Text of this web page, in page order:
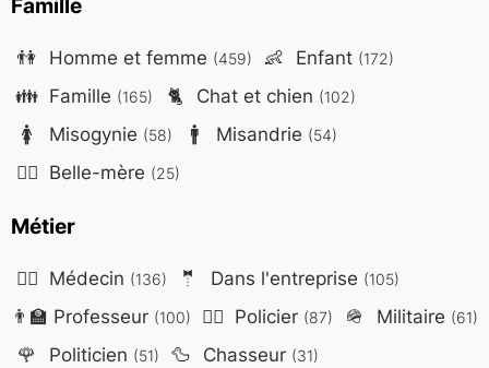
👫 Homme et femme (459) 👶 Enfant (172)
👪 Famille (165) 🐈 Chat et chien (102)
🚺 Misogynie (58) 🚹 Misandrie (54)
🤷‍♀️ Belle-mère (25)
Métier
👨‍⚕️ Médecin (136) 🤵 Dans l'entreprise (105)
👨‍🏫 Professeur (100) 👮‍♂️ Policier (87) 🪖 Militaire (61)
🌹 Politicien (51) 🦆 Chasseur (31)